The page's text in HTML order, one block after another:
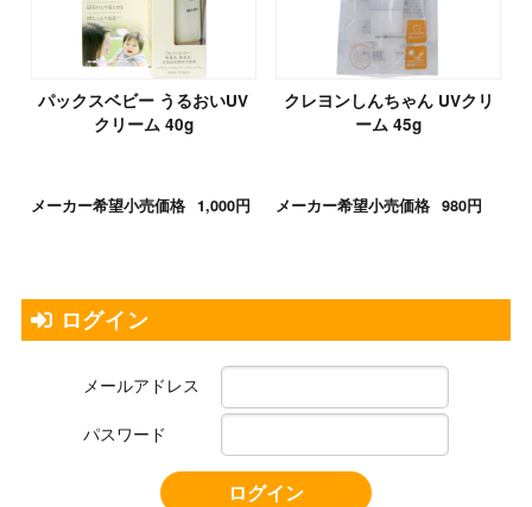
パックスベビー うるおいUV
クリーム 40g
メーカー希望小売価格 1,000円
クレヨンしんちゃん UVクリ
ーム 45g
メーカー希望小売価格 980円
ログイン
メールアドレス
パスワード
ログイン